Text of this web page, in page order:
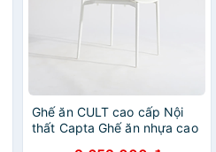
Ghế ăn CULT cao cấp Nội
thất Capta Ghế ăn nhựa cao